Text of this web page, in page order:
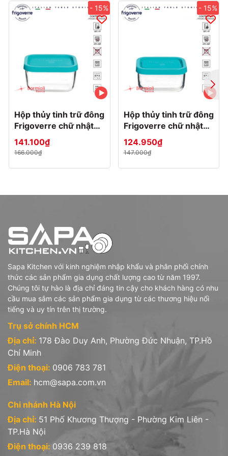
chi tiết bên dưới ảnh. Hoặc xem cụ thể
*THƯƠNG HIỆU BORMIOLI ROCCO
- 15%
Hộp thủy tinh trữ đông
Frigoverre chữ nhật
13x10 - 400ml
141.100₫
166.000₫
- 15%
Hộp thủy tinh trữ đông
Frigoverre chữ nhật
10x7 - 150ml
124.950₫
147.000₫
Sapa Kitchen với kinh nghiệm nhập khẩu và phân phối chính
thức các sản phẩm gia dụng chất lượng cao từ năm 1997.
Chúng tôi tự hào là địa chỉ đáng tin cậy cho khách hàng có nhu
cầu mua sắm các sản phẩm gia dụng từ các thương hiệu nổi
tiếng và uy tín trên thị trường.
Trụ sở chính HCM
Địa chỉ: 178 Đào Duy Anh, Phường Đức Nhuận, TP.Hồ
Chí Minh
Điện thoại: 0906 783 781
Email: hcm@sapa.com.vn
Chi nhánh Hà Nội
Địa chỉ: 51 Phố Khương Thượng - Phường Kim Liên -
TP.Hà Nội
Điện thoại: 0936 239 818